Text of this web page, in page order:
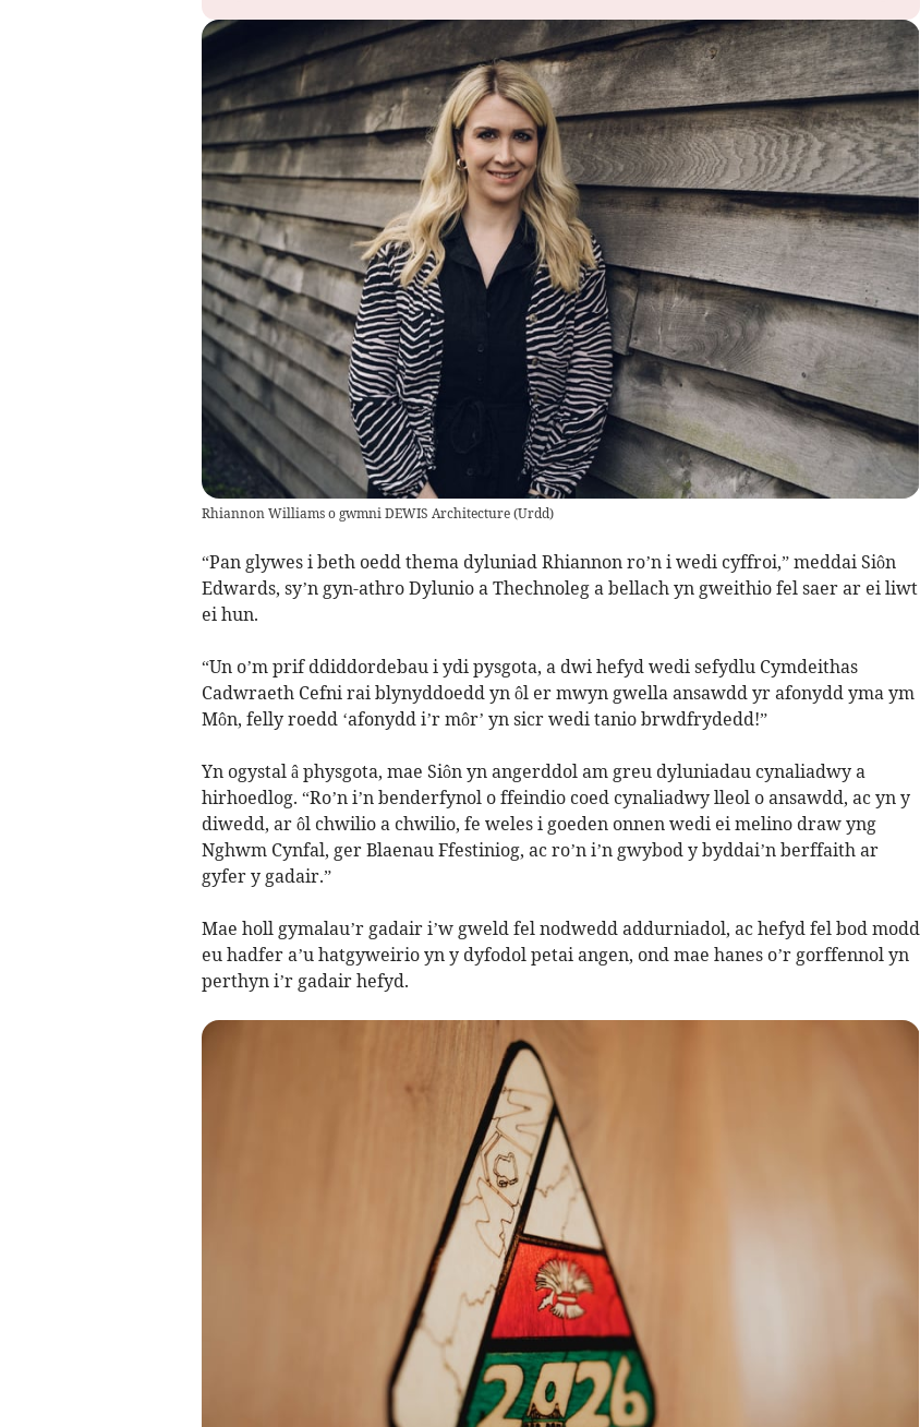
Rhiannon Williams o gwmni DEWIS Architecture(Urdd)
“Pan glywes i beth oedd thema dyluniad Rhiannon ro’n i wedi cyffroi,” meddai Siôn
Edwards, sy’n gyn-athro Dylunio a Thechnoleg a bellach yn gweithio fel saer ar ei liwt
ei hun.
“Un o’m prif ddiddordebau i ydi pysgota, a dwi hefyd wedi sefydlu Cymdeithas
Cadwraeth Cefni rai blynyddoedd yn ôl er mwyn gwella ansawdd yr afonydd yma ym
Môn, felly roedd ‘afonydd i’r môr’ yn sicr wedi tanio brwdfrydedd!”
Yn ogystal â physgota, mae Siôn yn angerddol am greu dyluniadau cynaliadwy a
hirhoedlog. “Ro’n i’n benderfynol o ffeindio coed cynaliadwy lleol o ansawdd, ac yn y
diwedd, ar ôl chwilio a chwilio, fe weles i goeden onnen wedi ei melino draw yng
Nghwm Cynfal, ger Blaenau Ffestiniog, ac ro’n i’n gwybod y byddai’n berffaith ar
gyfer y gadair.”
Mae holl gymalau’r gadair i’w gweld fel nodwedd addurniadol, ac hefyd fel bod modd
eu hadfer a’u hatgyweirio yn y dyfodol petai angen, ond mae hanes o’r gorffennol yn
perthyn i’r gadair hefyd.